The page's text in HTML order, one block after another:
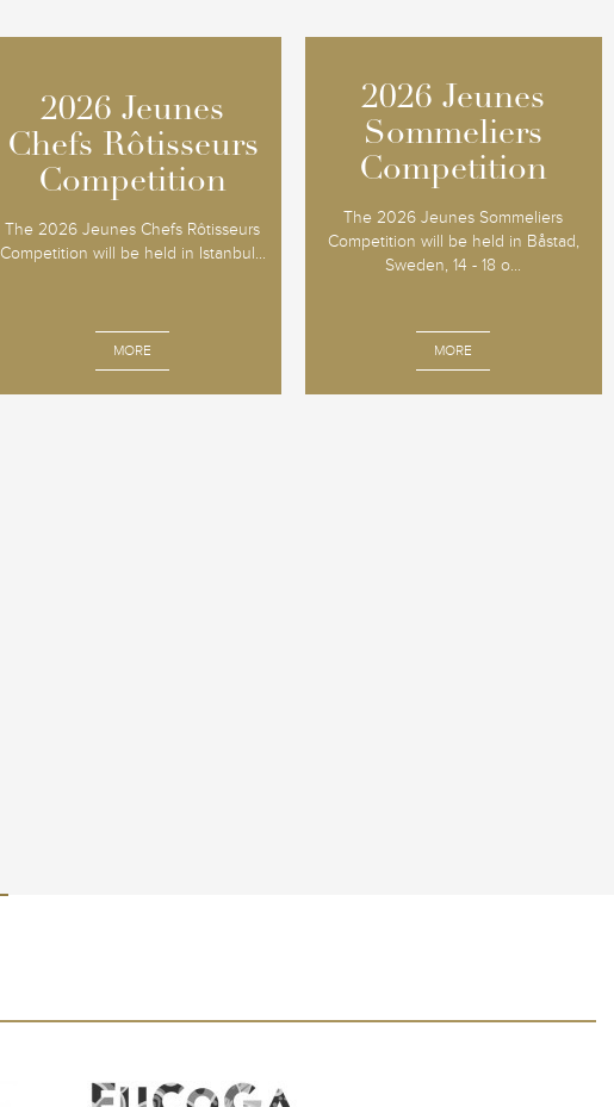
2026 Jeunes
Chefs Rôtisseurs
Competition
The 2026 Jeunes Chefs Rôtisseurs
Competition will be held in Istanbul...
MORE
2026 Jeunes
Chefs Rôtisseurs
Competition
2026 Jeunes
Sommeliers
Competition
The 2026 Jeunes Sommeliers
Competition will be held in Båstad,
Sweden, 14 - 18 o...
MORE
2026 Jeunes
Sommeliers
Competition